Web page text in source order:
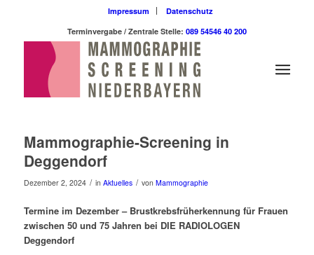
Impressum
Datenschutz
Terminvergabe / Zentrale Stelle: 089 54546 40 200
Mammographie-Screening in
Deggendorf
Dezember 2, 2024 / in Aktuelles / von Mammographie
Termine im Dezember – Brustkrebsfrüherkennung für Frauen
zwischen 50 und 75 Jahren bei DIE RADIOLOGEN
Deggendorf